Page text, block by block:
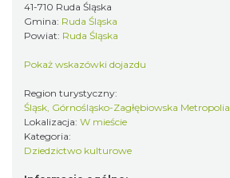
41-710 Ruda Śląska
Gmina: Ruda Śląska
Powiat: Ruda Śląska
Pokaż wskazówki dojazdu
Region turystyczny:
Śląsk, Górnośląsko-Zagłębiowska Metropolia
Lokalizacja: W mieście
Kategoria:
Dziedzictwo kulturowe